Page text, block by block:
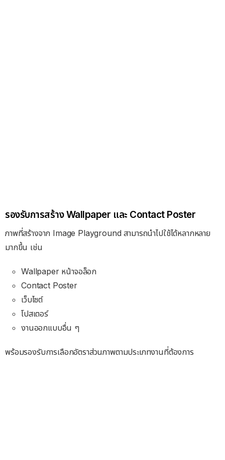
รองรับการสร้าง Wallpaper และ Contact Poster
ภาพที่สร้างจาก Image Playground สามารถนำไปใช้ได้หลากหลาย
มากขึ้น เช่น
Wallpaper หน้าจอล็อก
Contact Poster
เว็บไซต์
โปสเตอร์
งานออกแบบอื่น ๆ
พร้อมรองรับการเลือกอัตราส่วนภาพตามประเภทงานที่ต้องการ